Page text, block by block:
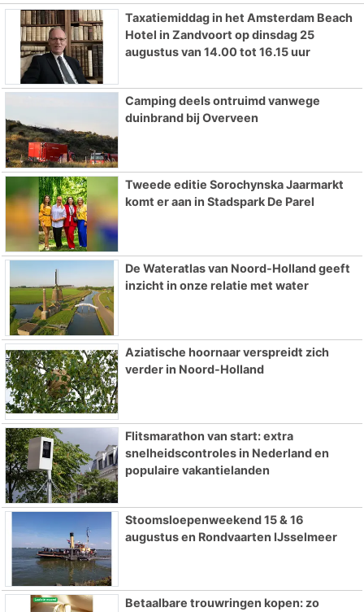
Taxatiemiddag in het Amsterdam Beach
Hotel in Zandvoort op dinsdag 25
augustus van 14.00 tot 16.15 uur
Camping deels ontruimd vanwege
duinbrand bij Overveen
Tweede editie Sorochynska Jaarmarkt
komt er aan in Stadspark De Parel
De Wateratlas van Noord-Holland geeft
inzicht in onze relatie met water
Aziatische hoornaar verspreidt zich
verder in Noord-Holland
Flitsmarathon van start: extra
snelheidscontroles in Nederland en
populaire vakantielanden
Stoomsloepenweekend 15 & 16
augustus en Rondvaarten IJsselmeer
Betaalbare trouwringen kopen: zo